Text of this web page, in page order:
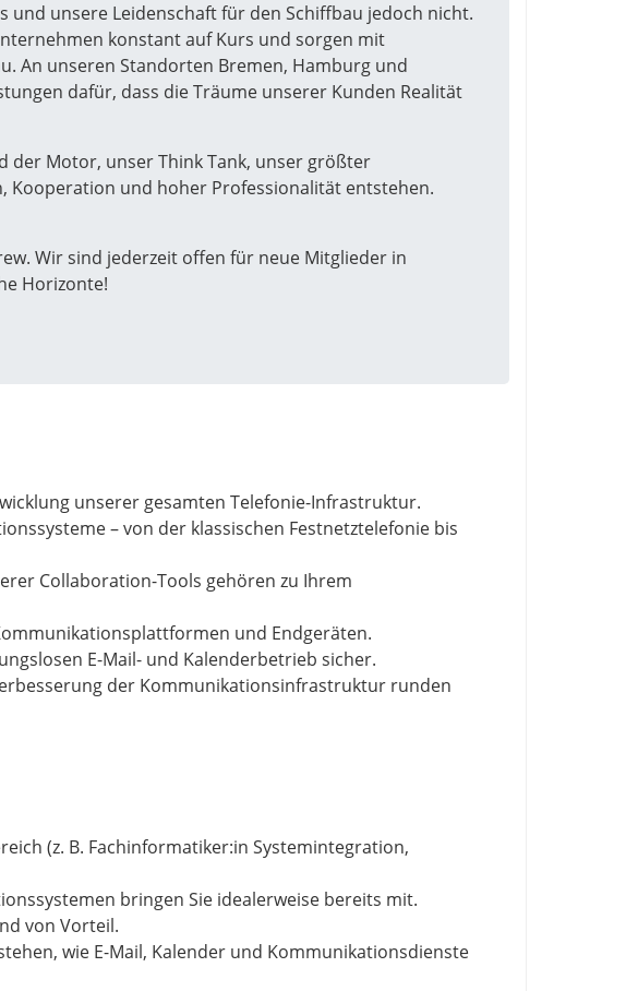
und unsere Leidenschaft für den Schiffbau jedoch nicht.
konstant auf Kurs und sorgen mit
An unseren Standorten Bremen, Hamburg und
dafür, dass die Träume unserer Kunden Realität
der Motor, unser Think Tank, unser größter
Kooperation und hoher Professionalität entstehen.
Wir sind jederzeit offen für neue Mitglieder in
Horizonte!
unserer gesamten Telefonie-Infrastruktur.
– von der klassischen Festnetztelefonie bis
Collaboration-Tools gehören zu Ihrem
und Endgeräten.
E-Mail- und Kalenderbetrieb sicher.
der Kommunikationsinfrastruktur runden
(z. B. Fachinformatiker:in Systemintegration,
bringen Sie idealerweise bereits mit.
von Vorteil.
wie E-Mail, Kalender und Kommunikationsdienste